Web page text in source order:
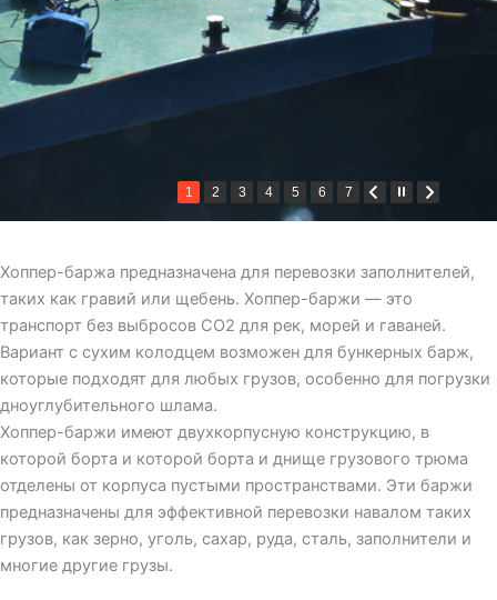
1 2 3 4 5 6 7
Хоппер-баржа предназначена для перевозки заполнителей,
таких как гравий или щебень. Хоппер-баржи — это
транспорт без выбросов CO2 для рек, морей и гаваней.
Вариант с сухим колодцем возможен для бункерных барж,
которые подходят для любых грузов, особенно для погрузки
дноуглубительного шлама.
Хоппер-баржи имеют двухкорпусную конструкцию, в
которой борта и которой борта и днище грузового трюма
отделены от корпуса пустыми пространствами. Эти баржи
предназначены для эффективной перевозки навалом таких
грузов, как зерно, уголь, сахар, руда, сталь, заполнители и
многие другие грузы.